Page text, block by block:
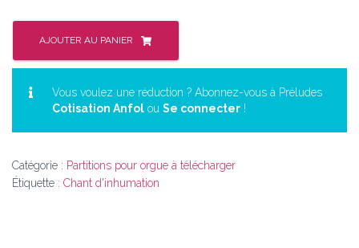
quantité
Sur
seuil
(Sl
41-
AJOUTER AU PANIER
Vous voulez une réduction ? Abonnez-vous à Préludes
Cotisation Anfol ou Se connecter !
Catégorie : Partitions pour orgue à télécharger
Étiquette : Chant d'inhumation